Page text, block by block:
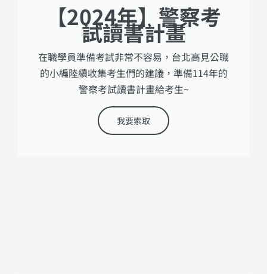
【2024年】警察考
試讀書計畫
在職學員準備考試非常不容易，台北高見公職
的小編陸續收集考生們的建議，準備114年的
警察考試讀書計畫給考生~
我要索取